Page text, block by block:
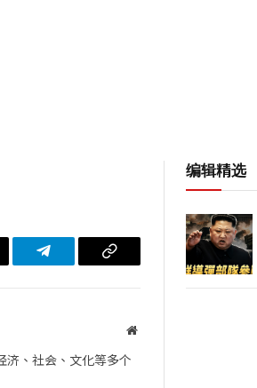
Telegram 复
网
济、社会、文化等多个
编辑精选